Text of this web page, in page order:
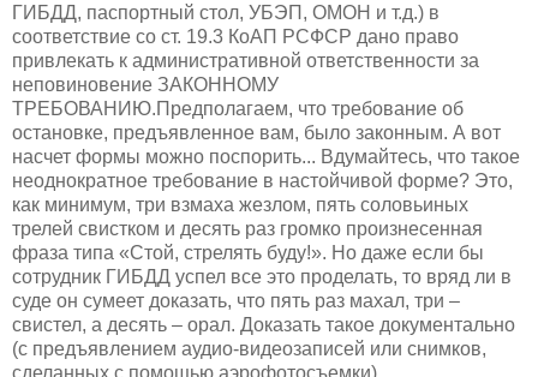
ГИБДД, паспортный стол, УБЭП, ОМОН и т.д.) в
соответствие со ст. 19.3 КоАП РСФСР дано право
привлекать к административной ответственности за
неповиновение ЗАКОННОМУ
ТРЕБОВАНИЮ.Предполагаем, что требование об
остановке, предъявленное вам, было законным. А вот
насчет формы можно поспорить... Вдумайтесь, что такое
неоднократное требование в настойчивой форме? Это,
как минимум, три взмаха жезлом, пять соловьиных
трелей свистком и десять раз громко произнесенная
фраза типа «Стой, стрелять буду!». Но даже если бы
сотрудник ГИБДД успел все это проделать, то вряд ли в
суде он сумеет доказать, что пять раз махал, три –
свистел, а десять – орал. Доказать такое документально
(с предъявлением аудио-видеозаписей или снимков,
сделанных с помощью аэрофотосъемки)